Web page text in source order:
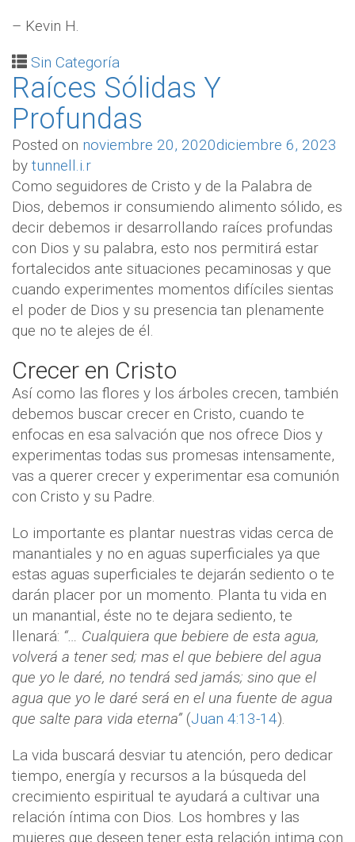
– Kevin H.
Sin Categoría
Raíces Sólidas Y
Profundas
Posted on noviembre 20, 2020diciembre 6, 2023
by tunnell.i.r
Como seguidores de Cristo y de la Palabra de
Dios, debemos ir consumiendo alimento sólido, es
decir debemos ir desarrollando raíces profundas
con Dios y su palabra, esto nos permitirá estar
fortalecidos ante situaciones pecaminosas y que
cuando experimentes momentos difíciles sientas
el poder de Dios y su presencia tan plenamente
que no te alejes de él.
Crecer en Cristo
Así como las flores y los árboles crecen, también
debemos buscar crecer en Cristo, cuando te
enfocas en esa salvación que nos ofrece Dios y
experimentas todas sus promesas intensamente,
vas a querer crecer y experimentar esa comunión
con Cristo y su Padre.
Lo importante es plantar nuestras vidas cerca de
manantiales y no en aguas superficiales ya que
estas aguas superficiales te dejarán sediento o te
darán placer por un momento. Planta tu vida en
un manantial, éste no te dejara sediento, te
llenará: “… Cualquiera que bebiere de esta agua,
volverá a tener sed; mas el que bebiere del agua
que yo le daré, no tendrá sed jamás; sino que el
agua que yo le daré será en el una fuente de agua
que salte para vida eterna”(Juan 4:13-14).
La vida buscará desviar tu atención, pero dedicar
tiempo, energía y recursos a la búsqueda del
crecimiento espiritual te ayudará a cultivar una
relación íntima con Dios. Los hombres y las
mujeres que deseen tener esta relación intima con